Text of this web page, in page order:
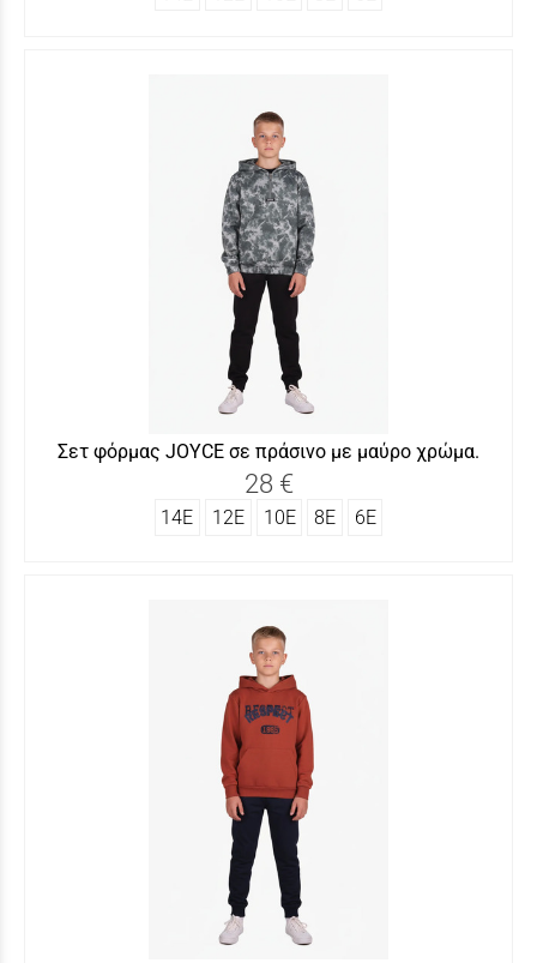
Σετ φόρμας JOYCΕ σε πράσινο με μαύρο χρώμα.
28 €
14Ε 12Ε 10Ε 8Ε 6Ε